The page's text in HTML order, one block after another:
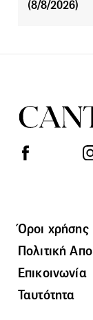
(8/8/2026)
Όροι χρήσης
Πολιτική
Επικοινωνία
Ταυτότητα